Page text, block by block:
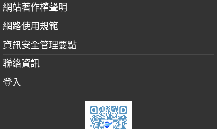
網站著作權聲明
網路使用規範
資訊安全管理要點
聯絡資訊
登入